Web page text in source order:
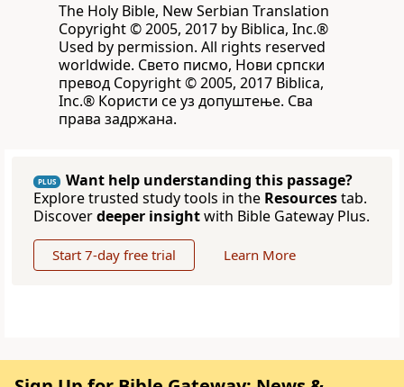
The Holy Bible, New Serbian Translation
Copyright © 2005, 2017 by Biblica, Inc.®
Used by permission. All rights reserved
worldwide. Свето писмо, Нови српски
превод Copyright © 2005, 2017 Biblica,
Inc.® Користи се уз допуштење. Сва
права задржана.
PLUS
Want help understanding this passage?
Explore trusted study tools in the Resourcestab.
Discoverdeeper insightwith Bible Gateway Plus.
Start 7-day free trial Learn More